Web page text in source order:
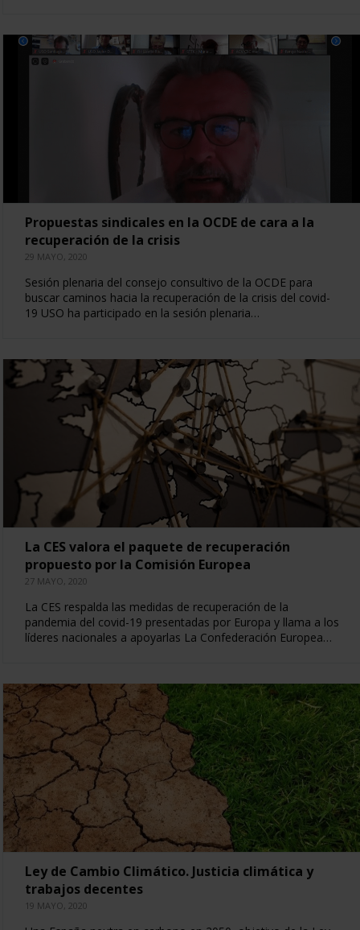
Propuestas sindicales en la OCDE de cara a la
recuperación de la crisis
29 MAYO, 2020
Sesión plenaria del consejo consultivo de la OCDE para
buscar caminos hacia la recuperación de la crisis del covid-
19 USO ha participado en la sesión plenaria…
La CES valora el paquete de recuperación
propuesto por la Comisión Europea
27 MAYO, 2020
La CES respalda las medidas de recuperación de la
pandemia del covid-19 presentadas por Europa y llama a los
líderes nacionales a apoyarlas La Confederación Europea…
Ley de Cambio Climático. Justicia climática y
trabajos decentes
19 MAYO, 2020